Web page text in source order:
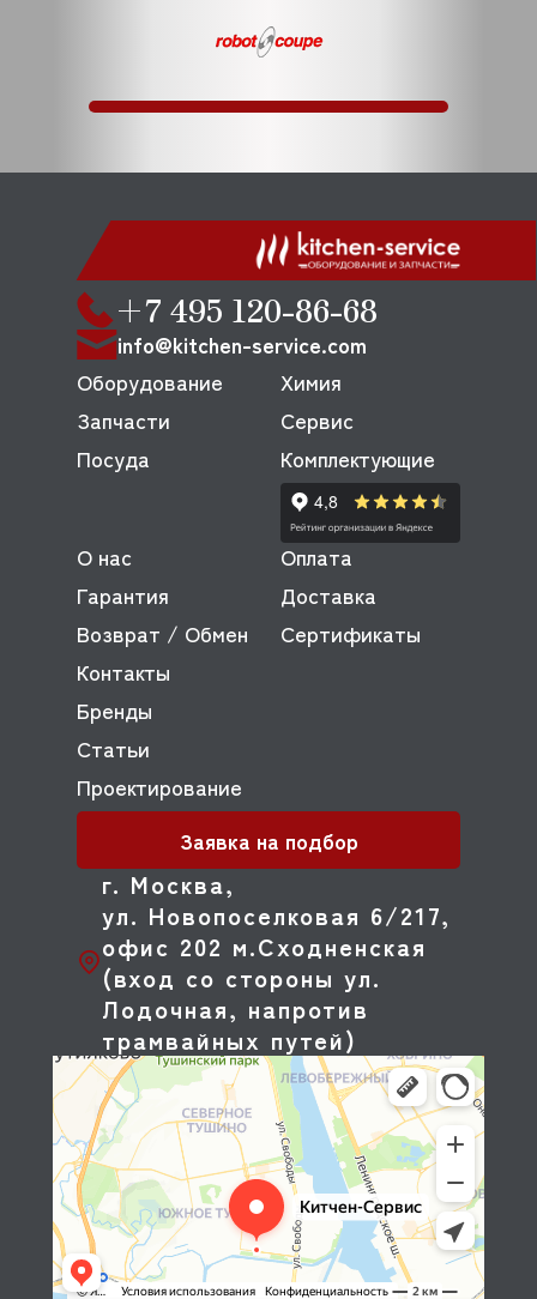
+7 495 120-86-68
info@kitchen-service.com
г. Москва,
ул. Новопоселковая 6/217,
офис 202 м.Сходненская
(вход со стороны ул.
Лодочная, напротив
трамвайных путей)
Оборудование
Запчасти
Посуда
Химия
Сервис
Комплектующие
О нас
Оплата
Гарантия
Доставка
Возврат / Обмен
Сертификаты
Контакты
Бренды
Статьи
Проектирование
Заявка на подбор